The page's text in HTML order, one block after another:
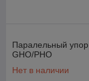
Паралельный
GHO/PHO
Нет в наличии